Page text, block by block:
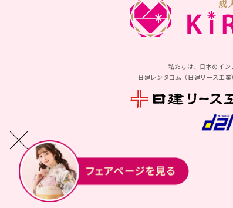
私たちは、日本のイン
「日建レンタコム（日建リース工